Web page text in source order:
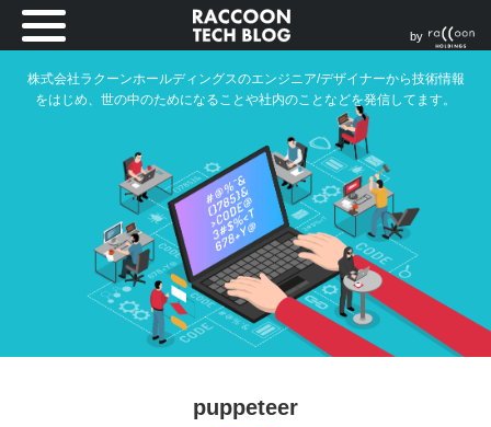
株式会社ラクーンホールディングスのエンジニア/デザイナーから技術情報
をはじめ、世の中のためになることや社内のことなどを発信してます。
by
puppeteer